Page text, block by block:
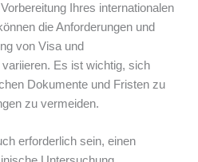
Ihres internationalen
die Anforderungen und
von Visa und
Es ist wichtig, sich
Dokumente und Fristen zu
zu vermeiden.
erforderlich sein, einen